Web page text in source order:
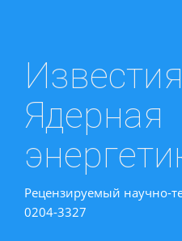
Ядерная
Рецензируемый научно-
0204-3327